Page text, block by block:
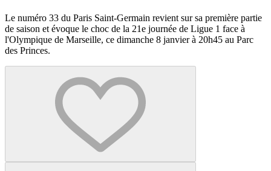
Le numéro 33 du Paris Saint-Germain revient sur sa première partie
de saison et évoque le choc de la 21e journée de Ligue 1 face à
l'Olympique de Marseille, ce dimanche 8 janvier à 20h45 au Parc
des Princes.